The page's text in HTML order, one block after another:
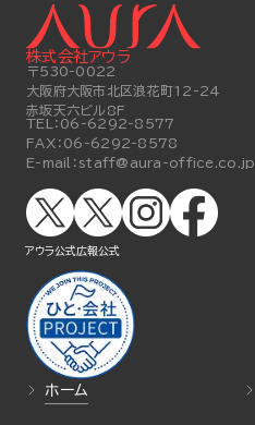
ホーム
株式会社アウラ
〒530-0022
大阪府大阪市北区浪花町12-24
赤坂天六ビル8F
TEL： 06-6292-8577
FAX： 06-6292-8578
E-mail： staff@aura-office.co.jp
アウラ公式 広報公式